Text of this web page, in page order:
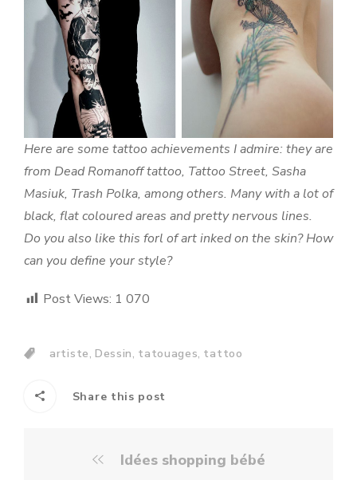
Here are some tattoo achievements I admire: they are
from Dead Romanoff tattoo, Tattoo Street, Sasha
Masiuk, Trash Polka, among others. Many with a lot of
black, flat coloured areas and pretty nervous lines.
Do you also like this forl of art inked on the skin? How
can you define your style?
Post Views: 1 070
artiste, Dessin, tatouages, tattoo
Share this post
Idées shopping bébé